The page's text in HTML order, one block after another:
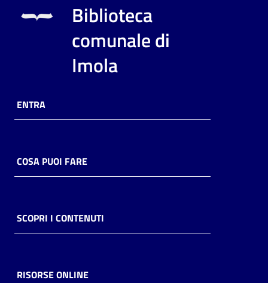
Risorse
online
Casa
Piani
storico
Biblioteca
comunale di
Imola
ENTRA
COSA PUOI FARE
SCOPRI I CONTENUTI
RISORSE ONLINE